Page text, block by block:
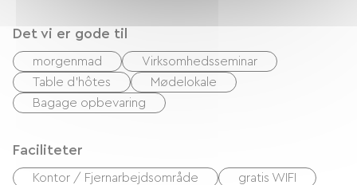
Det vi er gode til
morgenmad
Virksomhedsseminar
Table d'hôtes
Mødelokale
Bagage opbevaring
Faciliteter
Kontor / Fjernarbejdsområde gratis WIFI